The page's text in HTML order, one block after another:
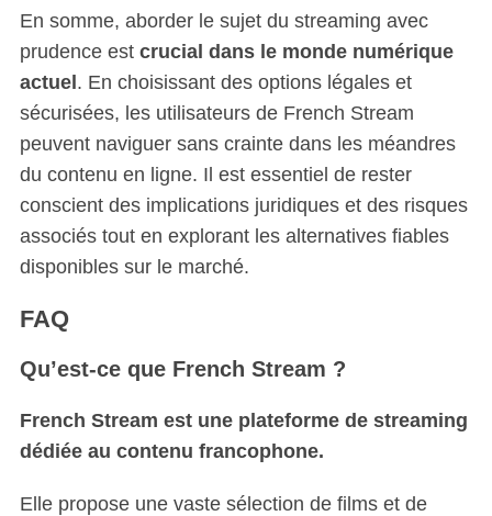
En somme, aborder le sujet du streaming avec
prudence est crucial dans le monde numérique
actuel. En choisissant des options légales et
sécurisées, les utilisateurs de French Stream
peuvent naviguer sans crainte dans les méandres
du contenu en ligne. Il est essentiel de rester
conscient des implications juridiques et des risques
associés tout en explorant les alternatives fiables
disponibles sur le marché.
FAQ
Qu’est-ce que French Stream ?
French Stream est une plateforme de streaming
dédiée au contenu francophone.
Elle propose une vaste sélection de films et de